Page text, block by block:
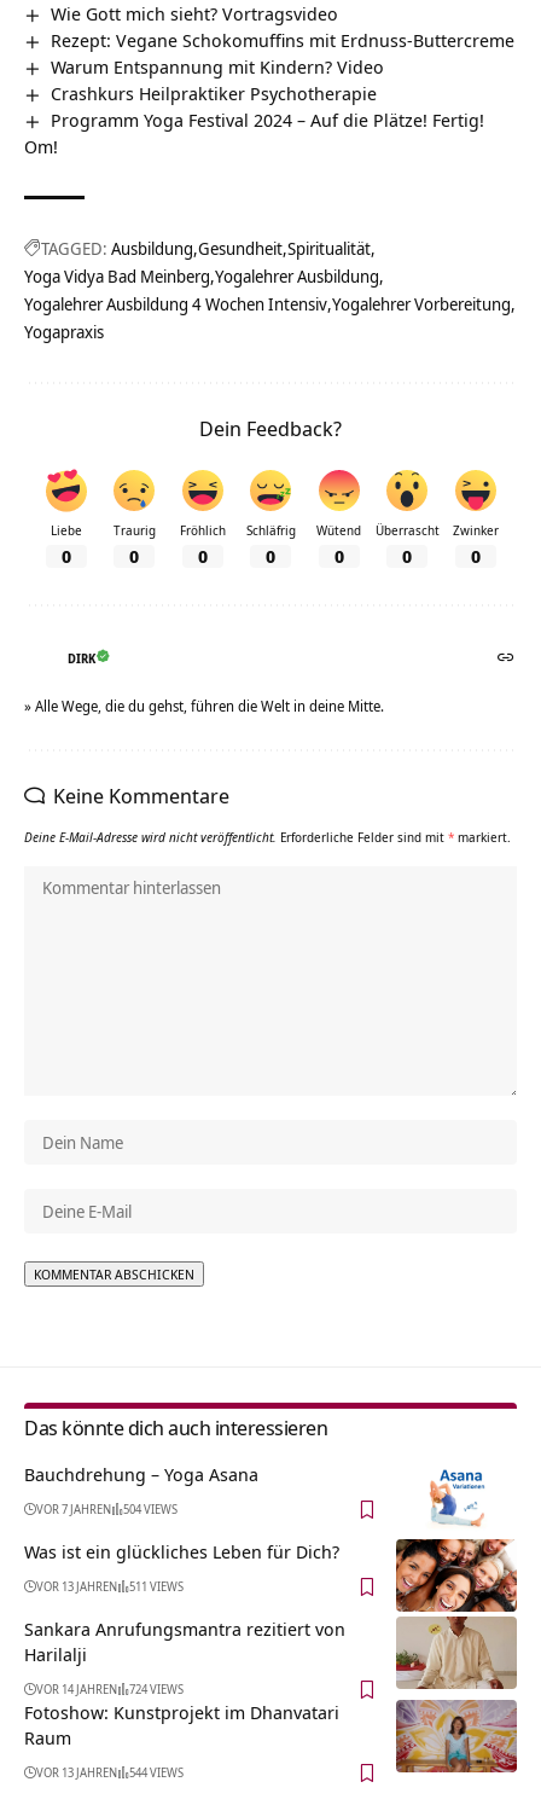
Wie Gott mich sieht? Vortragsvideo
Rezept: Vegane Schokomuffins mit Erdnuss-Buttercreme
Warum Entspannung mit Kindern? Video
Crashkurs Heilpraktiker Psychotherapie
Programm Yoga Festival 2024 – Auf die Plätze! Fertig!
Om!
TAGGED: Ausbildung Gesundheit Spiritualität
Yoga Vidya Bad Meinberg Yogalehrer Ausbildung
Yogalehrer Ausbildung 4 Wochen Intensiv Yogalehrer Vorbereitung
Yogapraxis
Dein Feedback?
Liebe
0
Traurig
0
Fröhlich
0
Schläfrig
0
Wütend
0
Überrascht
0
Zwinker
0
DIRK
» Alle Wege, die du gehst, führen die Welt in deine Mitte.
Keine Kommentare
Deine E-Mail-Adresse wird nicht veröffentlicht. Erforderliche Felder sind mit * markiert.
Das könnte dich auch interessieren
Bauchdrehung – Yoga Asana
VOR 7 JAHREN 504 VIEWS
Was ist ein glückliches Leben für Dich?
VOR 13 JAHREN 511 VIEWS
Sankara Anrufungsmantra rezitiert von
Harilalji
VOR 14 JAHREN 724 VIEWS
Fotoshow: Kunstprojekt im Dhanvatari
Raum
VOR 13 JAHREN 544 VIEWS